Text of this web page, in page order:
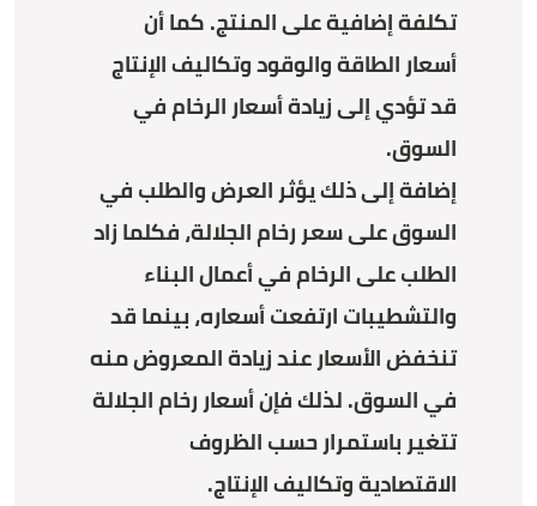
تكلفة إضافية على المنتج. كما أن
أسعار الطاقة والوقود وتكاليف الإنتاج
قد تؤدي إلى زيادة أسعار الرخام في
السوق.
إضافة إلى ذلك يؤثر العرض والطلب في
السوق على سعر رخام الجلالة، فكلما زاد
الطلب على الرخام في أعمال البناء
والتشطيبات ارتفعت أسعاره، بينما قد
تنخفض الأسعار عند زيادة المعروض منه
في السوق. لذلك فإن أسعار رخام الجلالة
تتغير باستمرار حسب الظروف
الاقتصادية وتكاليف الإنتاج.